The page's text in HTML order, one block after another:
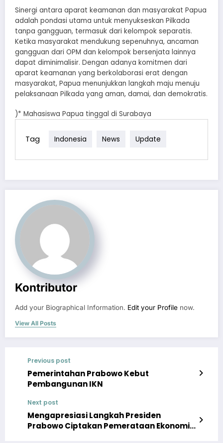
Sinergi antara aparat keamanan dan masyarakat Papua
adalah pondasi utama untuk menyukseskan Pilkada
tanpa gangguan, termasuk dari kelompok separatis.
Ketika masyarakat mendukung sepenuhnya, ancaman
gangguan dari OPM dan kelompok bersenjata lainnya
dapat diminimalisir. Dengan adanya komitmen dari
aparat keamanan yang berkolaborasi erat dengan
masyarakat, Papua menunjukkan langkah maju menuju
pelaksanaan Pilkada yang aman, damai, dan demokratis.
)* Mahasiswa Papua tinggal di Surabaya
Tag Indonesia News Update
Kontributor
Add your Biographical Information. Edit your Profile now.
View All Posts
Previous post
Pemerintahan Prabowo Kebut
Pembangunan IKN
Next post
Mengapresiasi Langkah Presiden
Prabowo Ciptakan Pemerataan Ekonomi